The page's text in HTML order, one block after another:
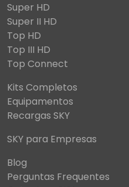
Super HD
Super II HD
Top HD
Top III HD
Top Connect
Kits Completos
Equipamentos
Recargas SKY
SKY para Empresas
Blog
Perguntas Frequentes